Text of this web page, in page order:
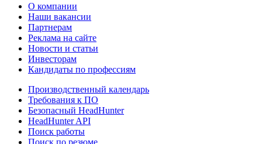
О компании
Наши вакансии
Партнерам
Реклама на сайте
Новости и статьи
Инвесторам
Кандидаты по профессиям
Производственный календарь
Требования к ПО
Безопасный HeadHunter
HeadHunter API
Поиск работы
Поиск по резюме